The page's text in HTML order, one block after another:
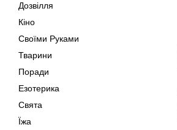
Дозвілля
Кіно
Своїми Руками
Тварини
Поради
Езотерика
Свята
Їжа